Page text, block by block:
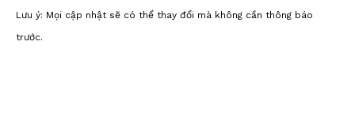
Lưu ý: Mọi cập nhật sẽ có thể thay đổi mà không cần thông báo
trước.